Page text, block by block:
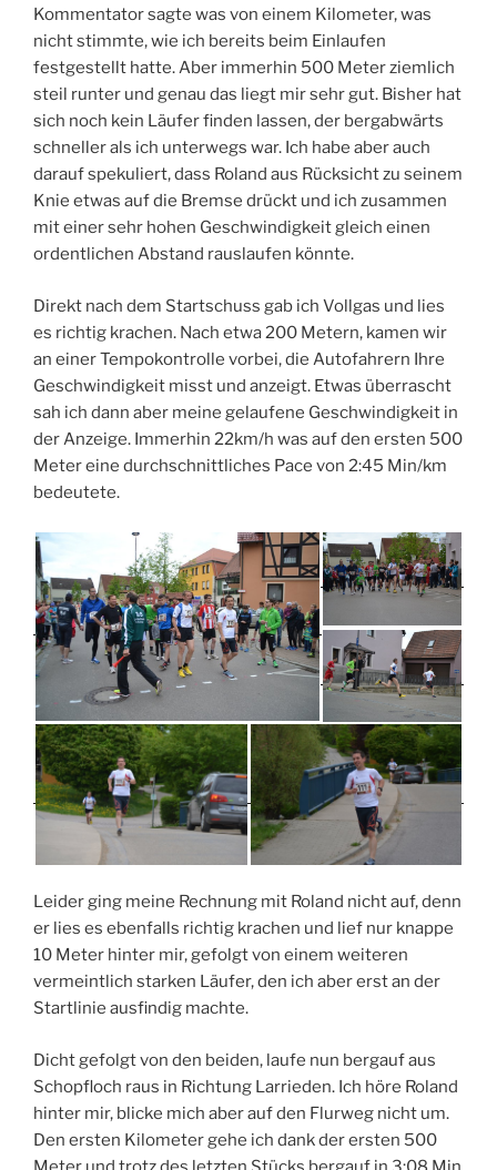
Kommentator sagte was von einem Kilometer, was
nicht stimmte, wie ich bereits beim Einlaufen
festgestellt hatte. Aber immerhin 500 Meter ziemlich
steil runter und genau das liegt mir sehr gut. Bisher hat
sich noch kein Läufer finden lassen, der bergabwärts
schneller als ich unterwegs war. Ich habe aber auch
darauf spekuliert, dass Roland aus Rücksicht zu seinem
Knie etwas auf die Bremse drückt und ich zusammen
mit einer sehr hohen Geschwindigkeit gleich einen
ordentlichen Abstand rauslaufen könnte.
Direkt nach dem Startschuss gab ich Vollgas und lies
es richtig krachen. Nach etwa 200 Metern, kamen wir
an einer Tempokontrolle vorbei, die Autofahrern Ihre
Geschwindigkeit misst und anzeigt. Etwas überrascht
sah ich dann aber meine gelaufene Geschwindigkeit in
der Anzeige. Immerhin 22km/h was auf den ersten 500
Meter eine durchschnittliches Pace von 2:45 Min/km
bedeutete.
Leider ging meine Rechnung mit Roland nicht auf, denn
er lies es ebenfalls richtig krachen und lief nur knappe
10 Meter hinter mir, gefolgt von einem weiteren
vermeintlich starken Läufer, den ich aber erst an der
Startlinie ausfindig machte.
Dicht gefolgt von den beiden, laufe nun bergauf aus
Schopfloch raus in Richtung Larrieden. Ich höre Roland
hinter mir, blicke mich aber auf den Flurweg nicht um.
Den ersten Kilometer gehe ich dank der ersten 500